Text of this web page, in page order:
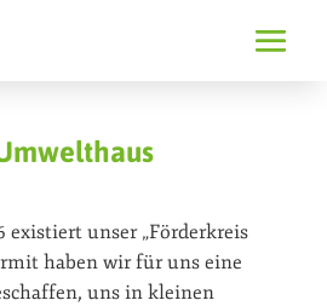
existiert unser „Förderkreis
haben wir für uns eine
uns in kleinen